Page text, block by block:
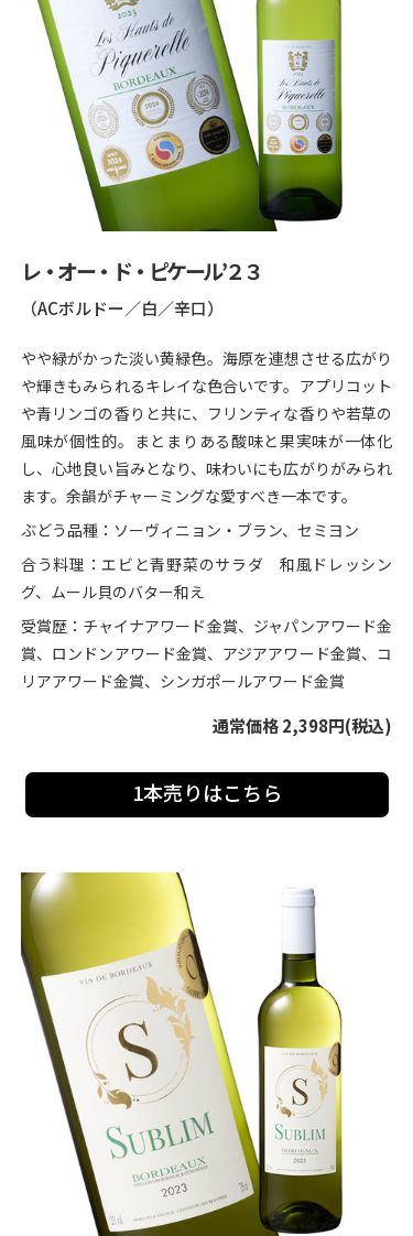
レ・オー・ド・ピケール’２３
（ACボルドー／白／辛口）
やや緑がかった淡い黄緑色。海原を連想させる広がり
や輝きもみられるキレイな色合いです。アプリコット
や青リンゴの香りと共に、フリンティな香りや若草の
風味が個性的。まとまりある酸味と果実味が一体化
し、心地良い旨みとなり、味わいにも広がりがみられ
ます。余韻がチャーミングな愛すべき一本です。
ぶどう品種：ソーヴィニョン・ブラン、セミヨン
合う料理：エビと青野菜のサラダ 和風ドレッシン
グ、ムール貝のバター和え
受賞歴：チャイナアワード金賞、ジャパンアワード金
賞、ロンドンアワード金賞、アジアアワード金賞、コ
リアアワード金賞、シンガポールアワード金賞
通常価格 2,398円(税込)
1本売りはこちら